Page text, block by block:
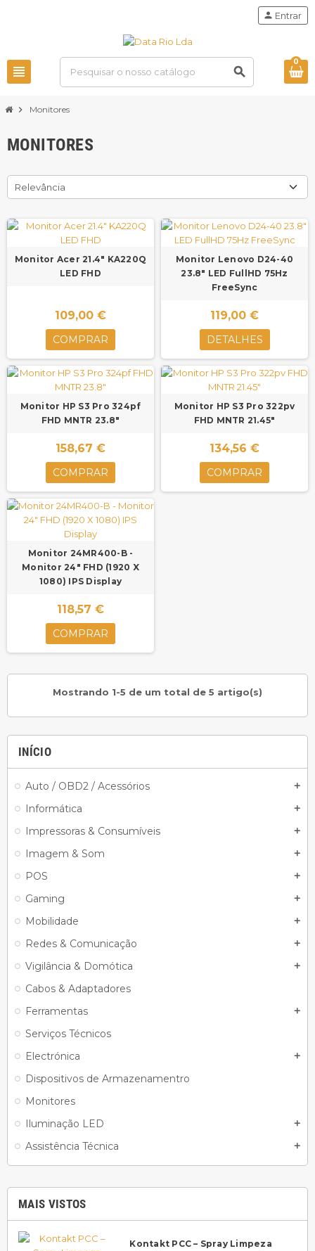
view_headline search
person Entrar
0
chevron_right Monitores
INÍCIO
Auto / OBD2 / Acessórios add
Informática add
Impressoras & Consumíveis add
Imagem & Som add
POS add
Gaming add
Mobilidade add
Redes & Comunicação add
Vigilância & Domótica add
Cabos & Adaptadores
Ferramentas
add
Serviços Técnicos
Electrónica
add
Dispositivos de Armazenamentro
Monitores
Iluminação LED
add
Assistência Técnica add
MAIS VISTOS
Kontakt PCC – Spray Limpeza
MONITORES
Relevância
Monitor Acer 21.4" KA220Q
LED FHD
109,00 €
COMPRAR
Monitor Lenovo D24-40
23.8" LED FullHD 75Hz
FreeSync
119,00 €
DETALHES
Monitor HP S3 Pro 324pf
FHD MNTR 23.8"
158,67 €
COMPRAR
Monitor HP S3 Pro 322pv
FHD MNTR 21.45"
134,56 €
COMPRAR
Monitor 24MR400-B -
Monitor 24" FHD (1920 X
1080) IPS Display
118,57 €
COMPRAR
Mostrando 1-5 de um total de 5 artigo(s)